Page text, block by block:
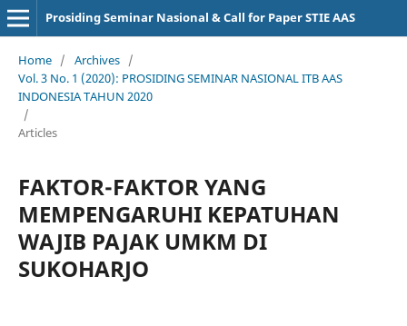
Prosiding Seminar Nasional & Call for Paper STIE AAS
Home / Archives /
Vol. 3 No. 1 (2020): PROSIDING SEMINAR NASIONAL ITB AAS
INDONESIA TAHUN 2020
/
Articles
FAKTOR-FAKTOR YANG
MEMPENGARUHI KEPATUHAN
WAJIB PAJAK UMKM DI
SUKOHARJO